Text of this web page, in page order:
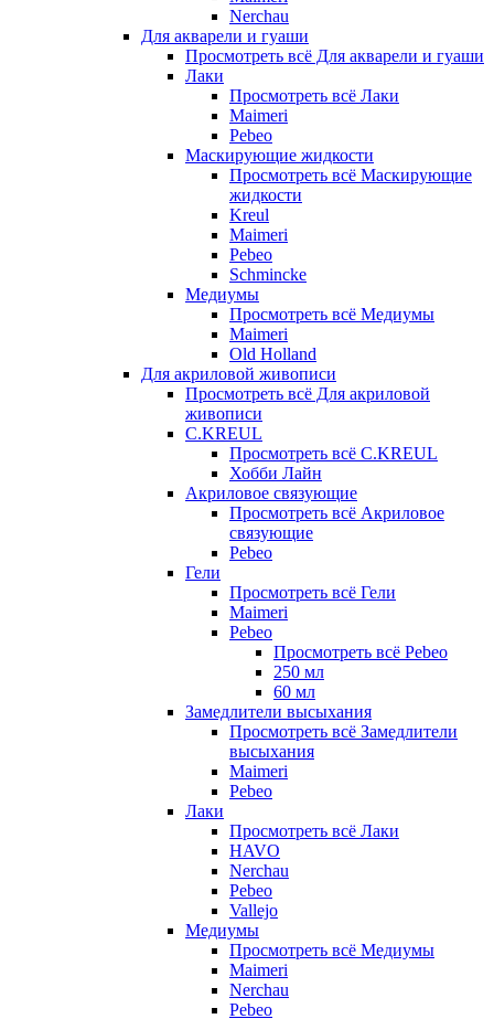
Nerchau
Для акварели и гуаши
Просмотреть всё Для акварели и гуаши
Лаки
Просмотреть всё Лаки
Maimeri
Pebeo
Маскирующие жидкости
Просмотреть всё Маскирующие
жидкости
Kreul
Maimeri
Pebeo
Schmincke
Медиумы
Просмотреть всё Медиумы
Maimeri
Old Holland
Для акриловой живописи
Просмотреть всё Для акриловой
живописи
C.KREUL
Просмотреть всё C.KREUL
Хобби Лайн
Акриловое связующие
Просмотреть всё Акриловое
связующие
Pebeo
Гели
Просмотреть всё Гели
Maimeri
Pebeo
Просмотреть всё Pebeo
250 мл
60 мл
Замедлители высыхания
Просмотреть всё Замедлители
высыхания
Maimeri
Pebeo
Лаки
Просмотреть всё Лаки
HAVO
Nerchau
Pebeo
Vallejo
Медиумы
Просмотреть всё Медиумы
Maimeri
Nerchau
Pebeo